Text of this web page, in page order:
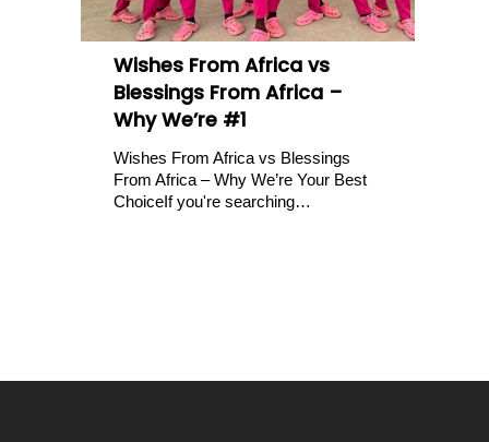
Wishes From Africa vs
Blessings From Africa –
Why We’re #1
Wishes From Africa vs Blessings
From Africa – Why We’re Your Best
ChoiceIf you're searching…